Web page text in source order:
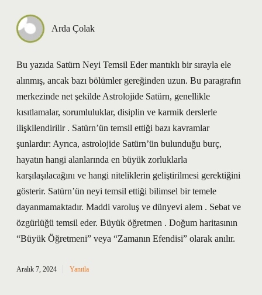
Arda Çolak
Bu yazıda Satürn Neyi Temsil Eder mantıklı bir sırayla ele
alınmış, ancak bazı bölümler gereğinden uzun. Bu paragrafın
merkezinde net şekilde Astrolojide Satürn, genellikle
kısıtlamalar, sorumluluklar, disiplin ve karmik derslerle
ilişkilendirilir . Satürn’ün temsil ettiği bazı kavramlar
şunlardır: Ayrıca, astrolojide Satürn’ün bulunduğu burç,
hayatın hangi alanlarında en büyük zorluklarla
karşılaşılacağını ve hangi niteliklerin geliştirilmesi gerektiğini
gösterir. Satürn’ün neyi temsil ettiği bilimsel bir temele
dayanmamaktadır. Maddi varoluş ve dünyevi alem . Sebat ve
özgürlüğü temsil eder. Büyük öğretmen . Doğum haritasının
“Büyük Öğretmeni” veya “Zamanın Efendisi” olarak anılır.
Aralık 7, 2024 Yanıtla